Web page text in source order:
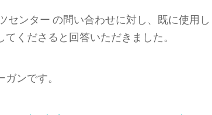
センター の問い合わせに対し、既に使用し
くださると回答いただきました。
ンです。